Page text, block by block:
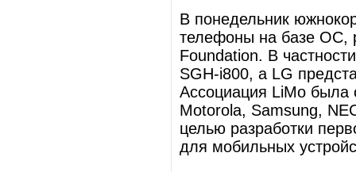
В понедельник
телефоны на базе ОС,
Foundation. В
SGH-i800, а LG
Ассоциация LiMo была
Motorola, Samsung,
целью разработки
для мобильных